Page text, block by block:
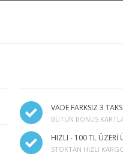
VADE FARKSIZ 3
BÜTÜN BONUS
HIZLI - 100 TL ÜZERİ
STOKTAN HIZLI